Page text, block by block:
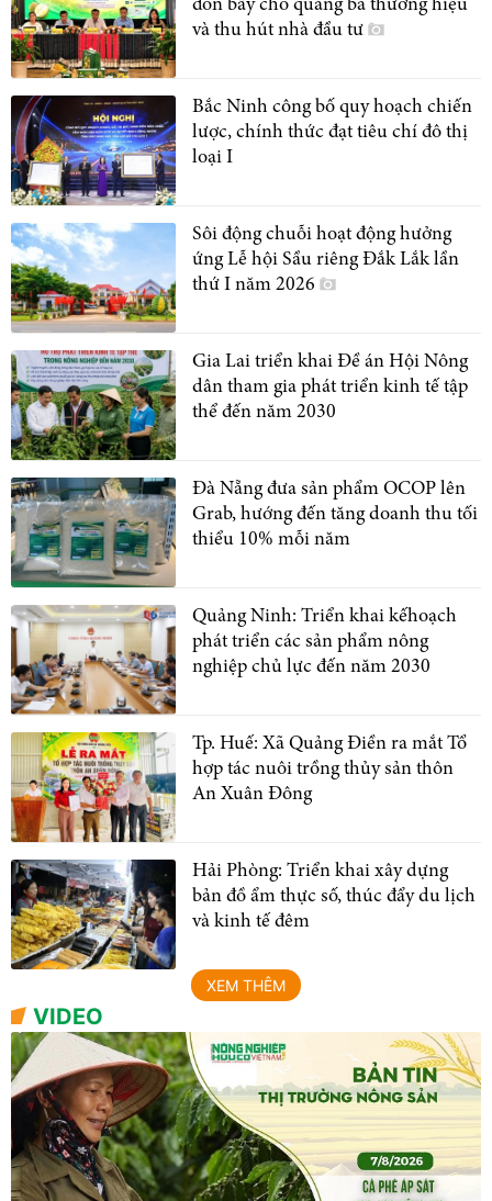
đòn bẩy cho quảng bá thương hiệu
và thu hút nhà đầu tư
Bắc Ninh công bố quy hoạch chiến
lược, chính thức đạt tiêu chí đô thị
loại I
Sôi động chuỗi hoạt động hưởng
ứng Lễ hội Sầu riêng Đắk Lắk lần
thứ I năm 2026
Gia Lai triển khai Đề án Hội Nông
dân tham gia phát triển kinh tế tập
thể đến năm 2030
Đà Nẵng đưa sản phẩm OCOP lên
Grab, hướng đến tăng doanh thu tối
thiểu 10% mỗi năm
Quảng Ninh: Triển khai kếhoạch
phát triển các sản phẩm nông
nghiệp chủ lực đến năm 2030
Tp. Huế: Xã Quảng Điền ra mắt Tổ
hợp tác nuôi trồng thủy sản thôn
An Xuân Đông
Hải Phòng: Triển khai xây dựng
bản đồ ẩm thực số, thúc đẩy du lịch
và kinh tế đêm
XEM THÊM
VIDEO